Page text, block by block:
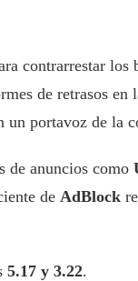
contrarrestar los
de retrasos en
un portavoz de la
de anuncios como
de AdBlock
5.17 y 3.22.